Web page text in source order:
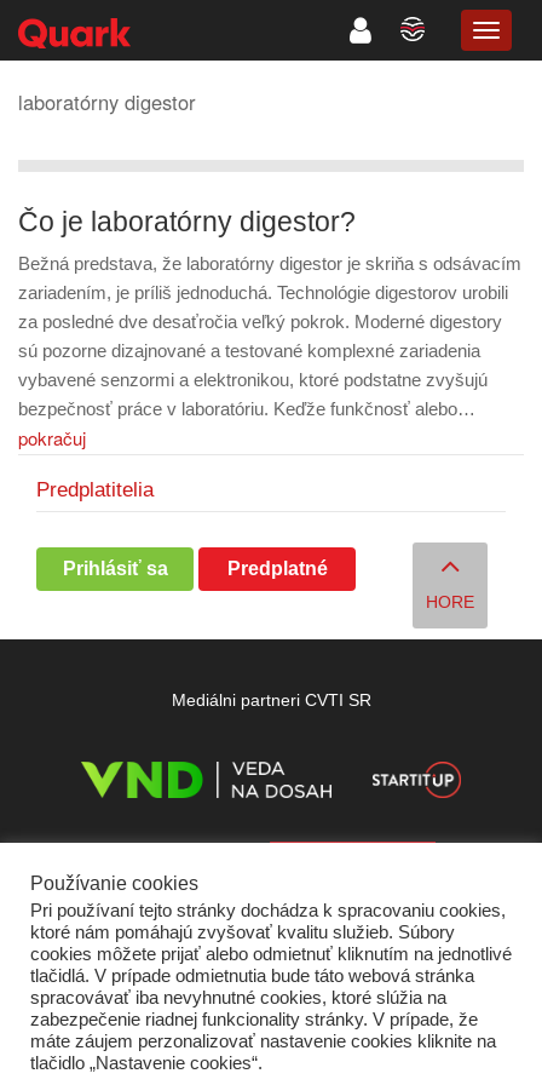
laboratórny digestor
Čo je laboratórny digestor?
Bežná predstava, že laboratórny digestor je skriňa s odsávacím
zariadením, je príliš jednoduchá. Technológie digestorov urobili
za posledné dve desaťročia veľký pokrok. Moderné digestory
sú pozorne dizajnované a testované komplexné zariadenia
vybavené senzormi a elektronikou, ktoré podstatne zvyšujú
bezpečnosť práce v laboratóriu. Keďže funkčnosť alebo…
pokračuj
Predplatitelia
Prihlásiť sa Predplatné
HORE
Mediálni partneri CVTI SR
Domov O nás Kontakt Vydavateľ
Používanie cookies
Pri používaní tejto stránky dochádza k spracovaniu cookies,
ktoré nám pomáhajú zvyšovať kvalitu služieb. Súbory
cookies môžete prijať alebo odmietnuť kliknutím na jednotlivé
tlačidlá. V prípade odmietnutia bude táto webová stránka
spracovávať iba nevyhnutné cookies, ktoré slúžia na
zabezpečenie riadnej funkcionality stránky. V prípade, že
máte záujem perzonalizovať nastavenie cookies kliknite na
tlačidlo „Nastavenie cookies“.